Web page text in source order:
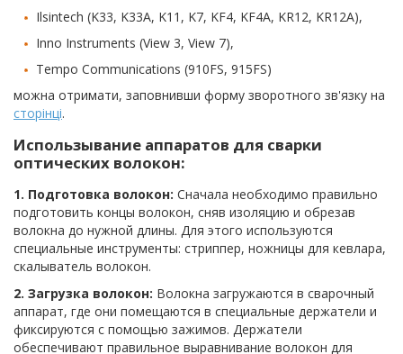
Ilsintech (K33, K33A, K11, K7, KF4, KF4A, KR12, KR12A),
Inno Instruments (View 3, View 7),
Tempo Communications (910FS, 915FS)
можна отримати, заповнивши форму зворотного зв'язку на
сторінці.
Использывание аппаратов для сварки
оптических волокон:
1. Подготовка волокон: Сначала необходимо правильно
подготовить концы волокон, сняв изоляцию и обрезав
волокна до нужной длины. Для этого используются
специальные инструменты: стриппер, ножницы для кевлара,
скалыватель волокон.
2. Загрузка волокон: Волокна загружаются в сварочный
аппарат, где они помещаются в специальные держатели и
фиксируются с помощью зажимов. Держатели
обеспечивают правильное выравнивание волокон для